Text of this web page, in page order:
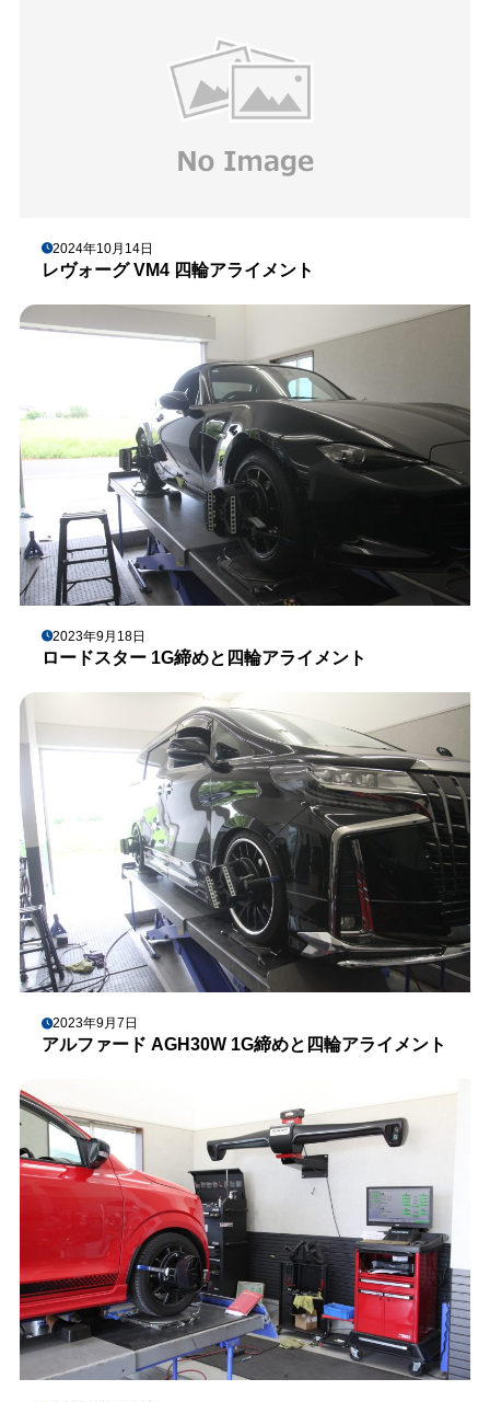
2024年10月14日
レヴォーグ VM4 四輪アライメント
2023年9月18日
ロードスター 1G締めと四輪アライメント
2023年9月7日
アルファード AGH30W 1G締めと四輪アライメント